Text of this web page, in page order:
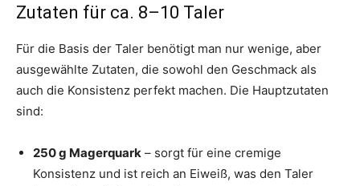
Zutaten für ca. 8–10 Taler
Für die Basis der Taler benötigt man nur wenige, aber
ausgewählte Zutaten, die sowohl den Geschmack als
auch die Konsistenz perfekt machen. Die Hauptzutaten
sind:
250 g Magerquark – sorgt für eine cremige
Konsistenz und ist reich an Eiweiß, was den Taler